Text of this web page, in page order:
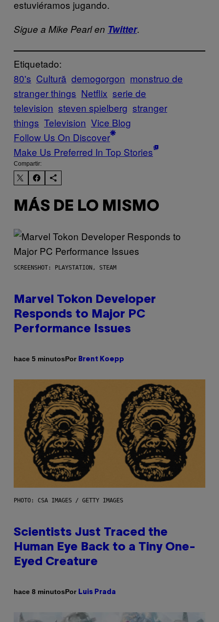
estuviéramos jugando.
Sigue a Mike Pearl en Twitter.
Etiquetado:
80's Cultură demogorgon monstruo de
stranger things Netflix serie de
television steven spielberg stranger
things Television Vice Blog
Follow Us On Discover
Make Us Preferred In Top Stories
Compartir:
MÁS DE LO MISMO
SCREENSHOT: PLAYSTATION, STEAM
Marvel Tokon Developer
Responds to Major PC
Performance Issues
hace 5 minutosPor Brent Koepp
PHOTO: CSA IMAGES / GETTY IMAGES
Scientists Just Traced the
Human Eye Back to a Tiny One-
Eyed Creature
hace 8 minutosPor Luis Prada